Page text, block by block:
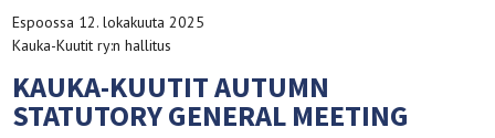
Espoossa 12. lokakuuta 2025
Kauka-Kuutit ry:n hallitus
KAUKA-KUUTIT AUTUMN
STATUTORY GENERAL MEETING